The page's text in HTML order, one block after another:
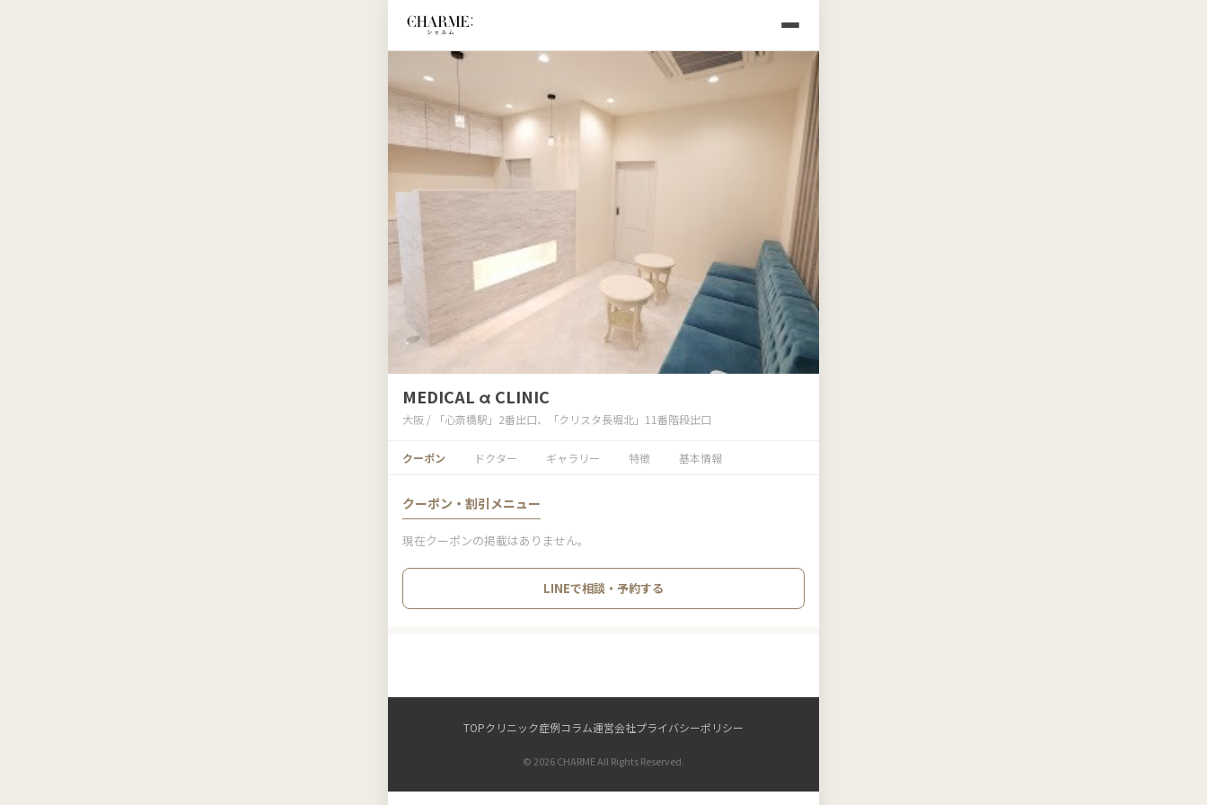
MEDICAL α CLINIC
大阪 / 「心斎橋駅」2番出口、「クリスタ長堀北」11番階段出口
クーポン ドクター ギャラリー 特徴 基本情報
クーポン・割引メニュー
現在クーポンの掲載はありません。
LINEで相談・予約する
TOPクリニック症例コラム運営会社プライバシーポリシー
© 2026 CHARME All Rights Reserved.